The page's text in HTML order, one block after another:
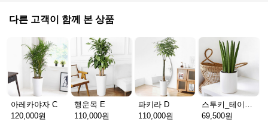
다른 고객이 함께 본 상품
아레카야자 C
120,000원
행운목 E
110,000원
파키라 D
110,000원
스투키_테이블용 D
69,500원